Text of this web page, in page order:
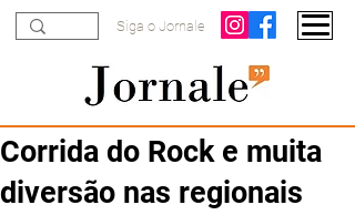
Siga o Jornale
Corrida do Rock e muita
diversão nas regionais